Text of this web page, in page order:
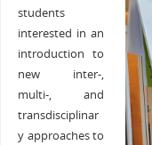
students
interested in an
introduction to
new inter-,
multi-, and
transdisciplinar
y approaches to